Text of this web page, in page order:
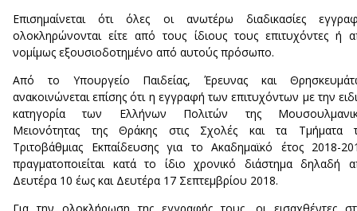
Επισημαίνεται ότι όλες οι ανωτέρω διαδικασίες
ολοκληρώνονται είτε από τους ίδιους τους επιτυχόντες ή
νομίμως εξουσιοδοτημένο από αυτούς πρόσωπο.
Από το Υπουργείο Παιδείας, Έρευνας και
ανακοινώνεται επίσης ότι η εγγραφή των επιτυχόντων με την
κατηγορία των Ελλήνων Πολιτών της
Μειονότητας της Θράκης στις Σχολές και τα Τμήματα
Τριτοβάθμιας Εκπαίδευσης για το Ακαδημαϊκό έτος 2018-
πραγματοποιείται κατά το ίδιο χρονικό διάστημα δηλαδή
Δευτέρα 10 έως και Δευτέρα 17 Σεπτεμβρίου 2018.